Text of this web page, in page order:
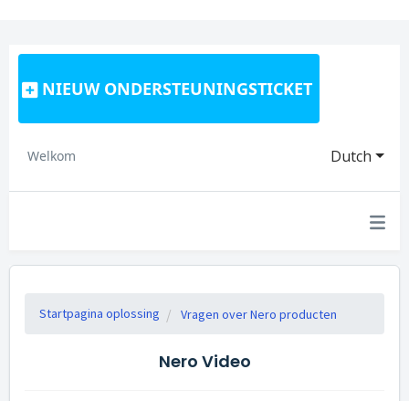
NIEUW ONDERSTEUNINGSTICKET
Dutch
Welkom
Startpagina oplossing Vragen over Nero producten
Nero Video